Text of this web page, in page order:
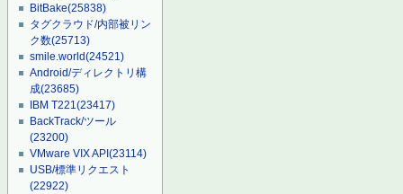
BitBake(25838)
タグクラウド/内部被リン
ク数(25713)
smile.world(24521)
Android/ディレクトリ構
成(23685)
IBM T221(23417)
BackTrack/ツール
(23200)
VMware VIX API(23114)
USB/標準リクエスト
(22922)